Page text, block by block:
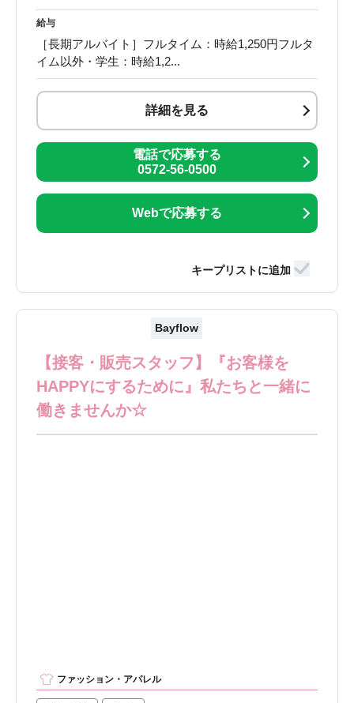
給与
［長期アルバイト］フルタイム：時給1,250円フルタ
イム以外・学生：時給1,2...
詳細を見る
電話で応募する
0572-56-0500
Webで応募する
Bayflow
【接客・販売スタッフ】『お客様を
HAPPYにするために』私たちと一緒に
働きませんか☆
ファッション・アパレル